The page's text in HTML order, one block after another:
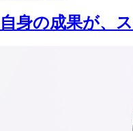
自身の成果が、